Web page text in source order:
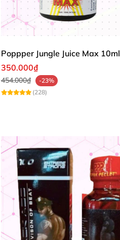
Poppper Jungle Juice Max 10ml
350.000₫
454.000₫
-23%
(228)